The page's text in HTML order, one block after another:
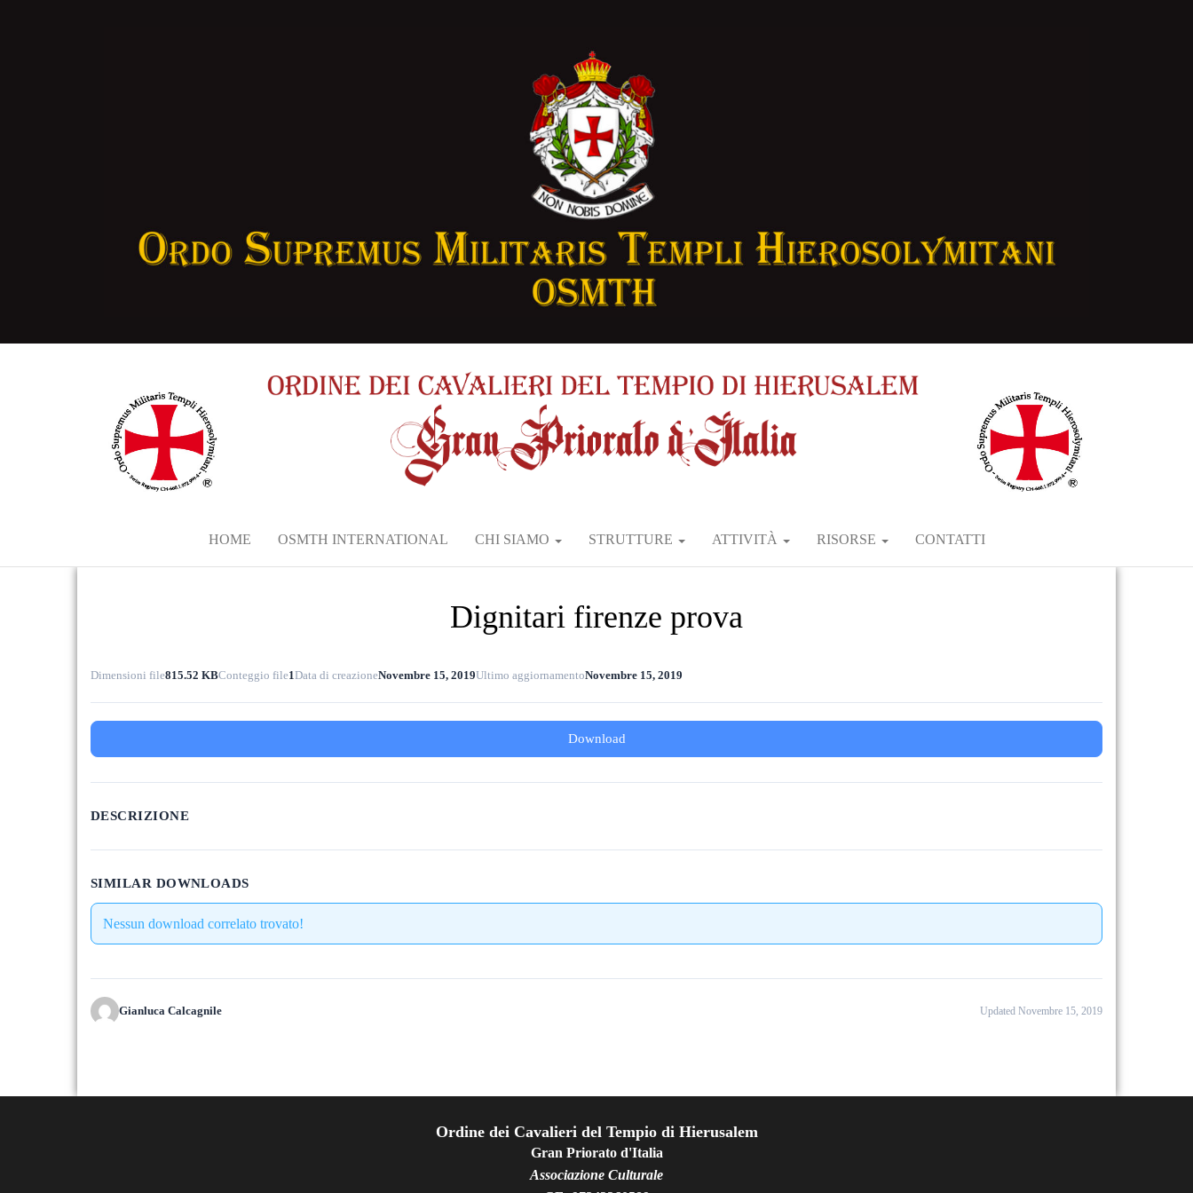
HOME OSMTH INTERNATIONAL CHI SIAMO STRUTTURE ATTIVITÀ RISORSE CONTATTI
Dignitari firenze prova
Dimensioni file815.52 KBConteggio file1Data di creazioneNovembre 15, 2019Ultimo aggiornamentoNovembre 15, 2019
Download
DESCRIZIONE
SIMILAR DOWNLOADS
Nessun download correlato trovato!
Gianluca Calcagnile Updated Novembre 15, 2019
Ordine dei Cavalieri del Tempio di Hierusalem
Gran Priorato d'Italia
Associazione Culturale